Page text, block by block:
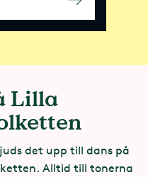
Lilla
det upp till dans på
Alltid till tonerna